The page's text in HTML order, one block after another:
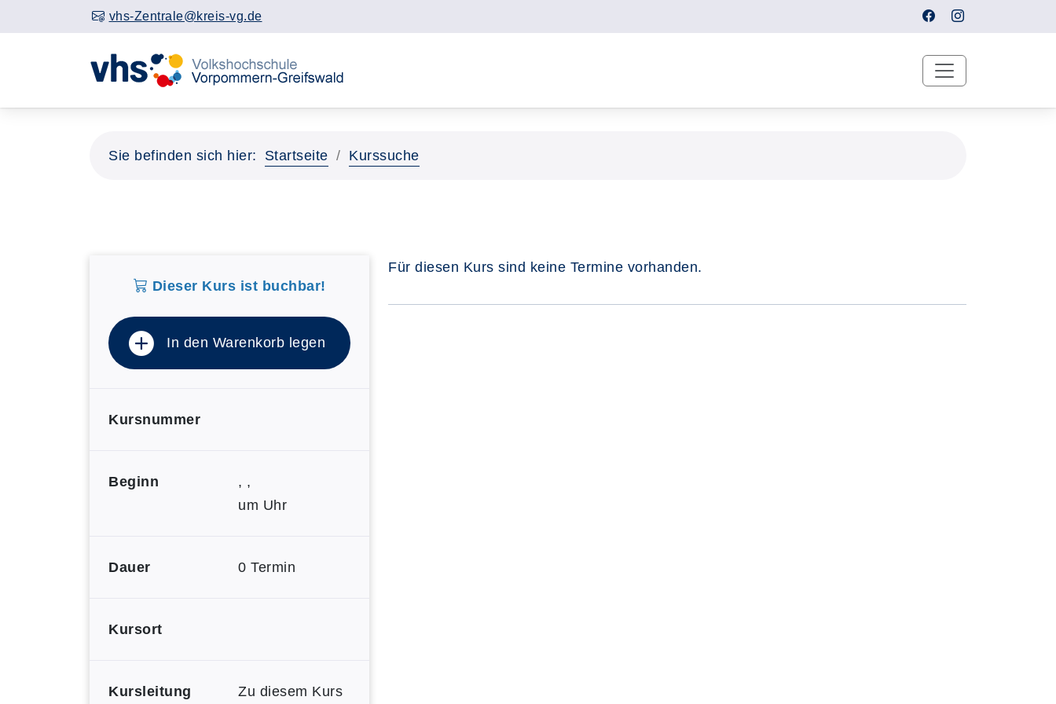
vhs-Zentrale@kreis-vg.de
Sie befinden sich hier: Startseite Kurssuche
Dieser Kurs ist buchbar!
In den Warenkorb legen
Kursnummer
Beginn
, ,
um Uhr
Dauer 0 Termin
Kursort
Kursleitung Zu diesem Kurs
Für diesen Kurs sind keine Termine vorhanden.